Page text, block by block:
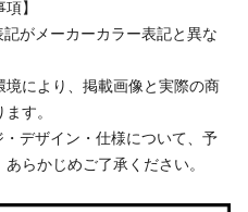
】
がメーカーカラー表記と異な
により、掲載画像と実際の商
す。
デザイン・仕様について、予
らかじめご了承ください。